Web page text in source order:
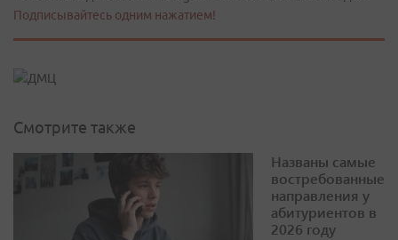
Подписывайтесь одним нажатием!
Смотрите также
Названы самые
востребованные
направления у
абитуриентов в
2026 году